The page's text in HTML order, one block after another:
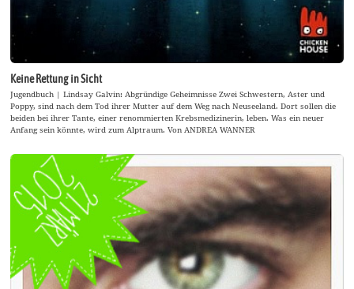
Keine Rettung in Sicht
Jugendbuch | Lindsay Galvin: Abgründige Geheimnisse Zwei Schwestern, Aster und
Poppy, sind nach dem Tod ihrer Mutter auf dem Weg nach Neuseeland. Dort sollen die
beiden bei ihrer Tante, einer renommierten Krebsmedizinerin, leben. Was ein neuer
Anfang sein könnte, wird zum Alptraum. Von ANDREA WANNER